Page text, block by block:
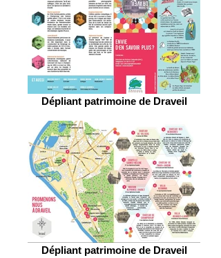
Dépliant patrimoine de Draveil
Dépliant patrimoine de Draveil